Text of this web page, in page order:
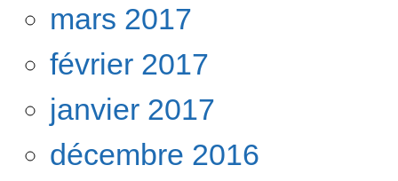
mars 2017
février 2017
janvier 2017
décembre 2016